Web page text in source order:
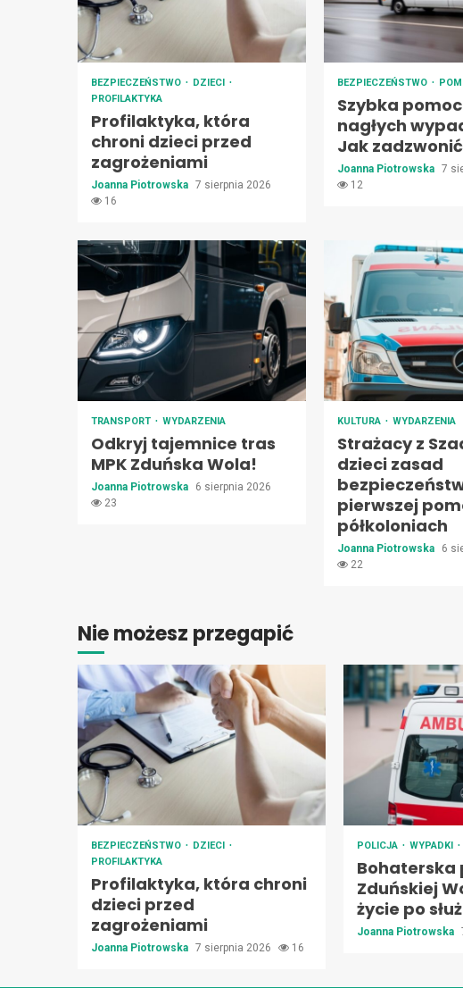
BEZPIECZEŃSTWO
DZIECI
PROFILAKTYKA
Profilaktyka, która
chroni dzieci przed
zagrożeniami
Joanna Piotrowska 7 sierpnia 2026
16
BEZPIECZEŃSTWO
Szybka
nagłych
Jak zadzwonić
Joanna Piotrowska 7
12
TRANSPORT WYDARZENIA
Odkryj tajemnice tras
MPK Zduńska Wola!
Joanna Piotrowska
6 sierpnia 2026
23
KULTURA WYDARZENIA
Strażacy z
dzieci zasad
pierwszej
półkoloniach
Joanna Piotrowska
6
22
Nie możesz przegapić
BEZPIECZEŃSTWO
DZIECI
PROFILAKTYKA
Profilaktyka, która chroni
dzieci przed
zagrożeniami
Joanna Piotrowska 7 sierpnia 2026 16
POLICJA WYPADKI
Bohaterska
Zduńskiej
życie po
Joanna Piotrowska